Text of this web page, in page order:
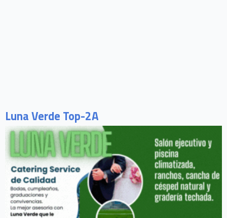
Luna Verde Top-2A